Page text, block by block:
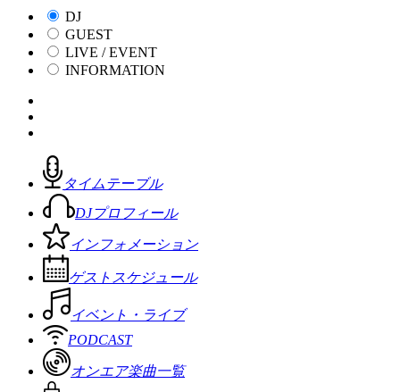
DJ
GUEST
LIVE / EVENT
INFORMATION
タイムテーブル
DJプロフィール
インフォメーション
ゲストスケジュール
イベント・ライブ
PODCAST
オンエア楽曲一覧